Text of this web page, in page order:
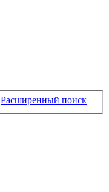
Расширенный поиск